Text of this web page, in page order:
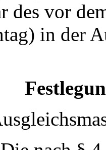
des vor
in der